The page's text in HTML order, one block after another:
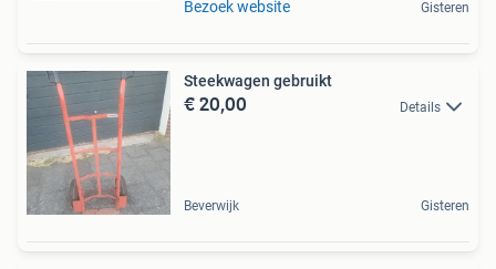
Bezoek website Gisteren
Steekwagen gebruikt
€ 20,00 Details
Beverwijk Gisteren